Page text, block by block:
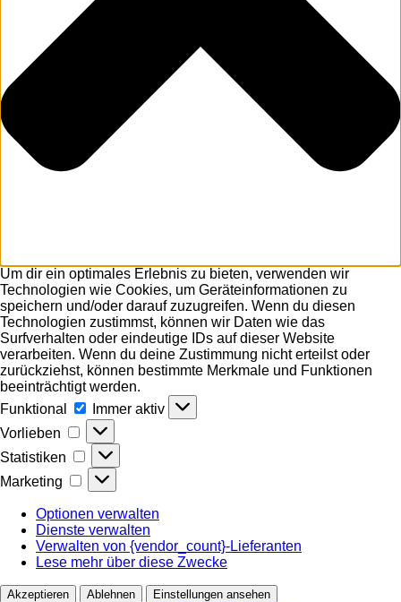
Um dir ein optimales Erlebnis zu bieten, verwenden wir
Technologien wie Cookies, um Geräteinformationen zu
speichern und/oder darauf zuzugreifen. Wenn du diesen
Technologien zustimmst, können wir Daten wie das
Surfverhalten oder eindeutige IDs auf dieser Website
verarbeiten. Wenn du deine Zustimmung nicht erteilst oder
zurückziehst, können bestimmte Merkmale und Funktionen
beeinträchtigt werden.
Funktional
Funktional
Immer aktiv
Vorlieben
Vorlieben
Statistiken Statistiken
Marketing Marketing
Optionen verwalten
Dienste verwalten
Verwalten von {vendor_count}-Lieferanten
Lese mehr über diese Zwecke
Akzeptieren Ablehnen
Einstellungen ansehen